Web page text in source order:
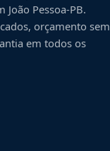
João Pessoa-PB.
orçamento sem
em todos os